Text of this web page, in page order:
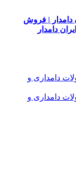
دامدار | فروش
دامدار